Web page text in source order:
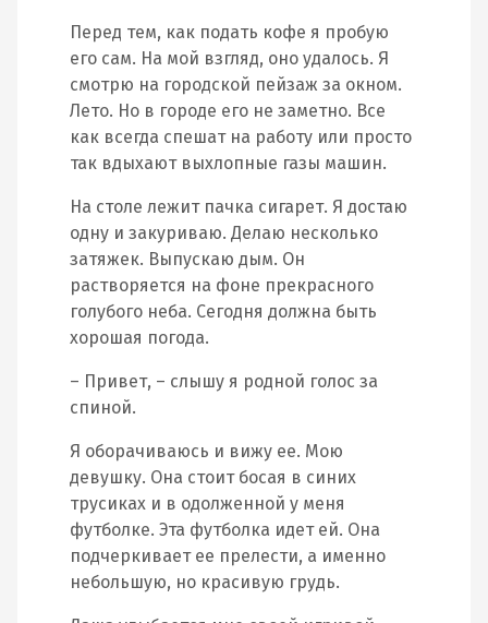
Перед тем, как подать кофе я пробую
его сам. На мой взгляд, оно удалось. Я
смотрю на городской пейзаж за окном.
Лето. Но в городе его не заметно. Все
как всегда спешат на работу или просто
так вдыхают выхлопные газы машин.
На столе лежит пачка сигарет. Я достаю
одну и закуриваю. Делаю несколько
затяжек. Выпускаю дым. Он
растворяется на фоне прекрасного
голубого неба. Сегодня должна быть
хорошая погода.
– Привет, – слышу я родной голос за
спиной.
Я оборачиваюсь и вижу ее. Мою
девушку. Она стоит босая в синих
трусиках и в одолженной у меня
футболке. Эта футболка идет ей. Она
подчеркивает ее прелести, а именно
небольшую, но красивую грудь.